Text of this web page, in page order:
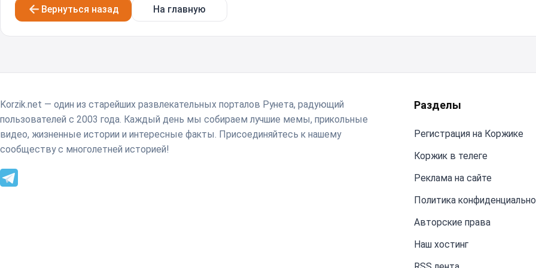
Вернуться назад На главную
Korzik.net — один из старейших развлекательных порталов Рунета, радующий
пользователей с 2003 года. Каждый день мы собираем лучшие мемы, прикольные
видео, жизненные истории и интересные факты. Присоединяйтесь к нашему
сообществу с многолетней историей!
Разделы
Регистрация на Коржике
Коржик в телеге
Реклама на сайте
Политика
Авторские права
Наш хостинг